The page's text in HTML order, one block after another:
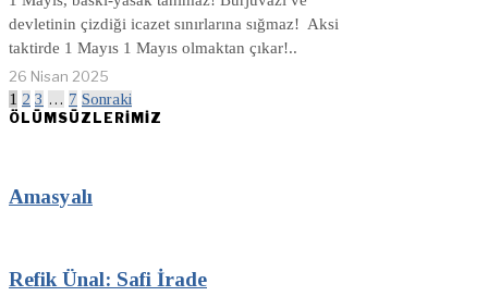
devletinin çizdiği icazet sınırlarına sığmaz! Aksi
taktirde 1 Mayıs 1 Mayıs olmaktan çıkar!..
26 Nisan 2025
1 2 3 … 7 Sonraki
ÖLÜMSÜZLERİMİZ
Amasyalı
Refik Ünal: Safi İrade